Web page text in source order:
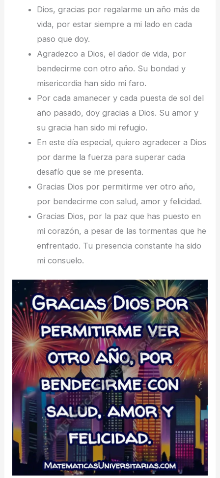
Dios, gracias por regalarme un año más de
vida, por estar siempre a mi lado en cada
paso que doy.
Agradezco a Dios, el dador de vida, por
bendecirme con otro año. Su bondad y
misericordia han sido mi faro.
Por cada amanecer y cada puesta de sol del
año pasado, doy gracias a Dios. Su amor y
su gracia han sido mi refugio.
En este día especial, quiero agradecer a Dios
por darme la fuerza para superar cada
desafío que se me presenta.
Gracias Dios por permitirme ver otro año,
por bendecirme con salud, amor y felicidad.
Gracias Dios, por la paz que has puesto en
mi corazón, a pesar de las tormentas que he
enfrentado. Tu presencia constante ha sido
mi consuelo.